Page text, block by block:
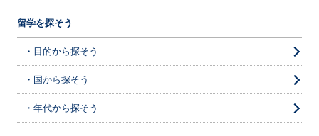
留学を探そう
・目的から探そう
・国から探そう
・年代から探そう